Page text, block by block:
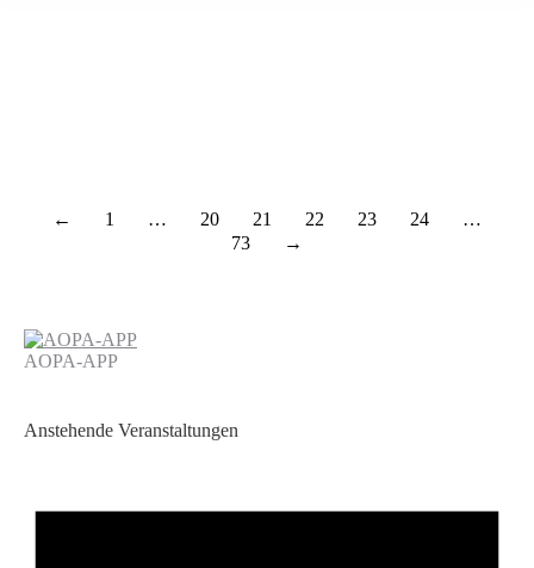
← 1 … 20 21 22 23 24
…
73
→
AOPA-APP
Anstehende Veranstaltungen